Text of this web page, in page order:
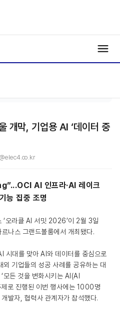
개막, 기업용 AI ‘데이터 중
AI 인프라·AI 레이크
능 집중 조명
‘오라클 AI 서밋 2026’이 2월 3일
나스 그랜드볼룸에서 개최됐다.
시대를 맞아 AI와 데이터를 중심으로
기업들의 성공 사례를 공유하는 대
모든 것을 변화시키는 AI(AI
로 진행된 이번 행사에는 1000명
발자, 협력사 관계자가 참석했다.